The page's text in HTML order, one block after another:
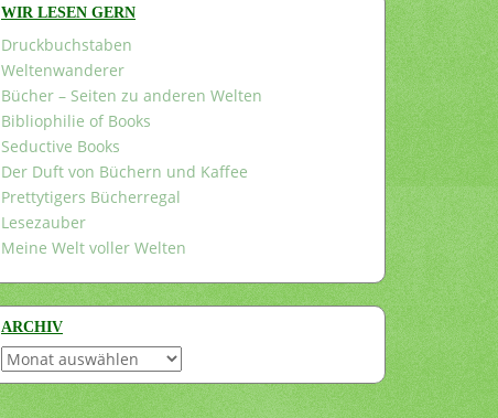
WIR LESEN GERN
Druckbuchstaben
Weltenwanderer
Bücher – Seiten zu anderen Welten
Bibliophilie of Books
Seductive Books
Der Duft von Büchern und Kaffee
Prettytigers Bücherregal
Lesezauber
Meine Welt voller Welten
ARCHIV
Archiv